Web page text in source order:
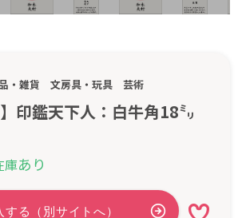
・雑貨 文房具・玩具 芸術
】印鑑天下人：白牛角18㍉
庫あり